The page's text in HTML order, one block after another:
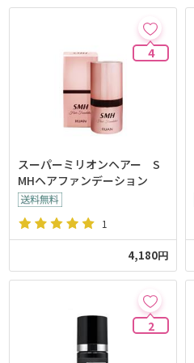
4
スーパーミリオンヘアー S
MHヘアファンデーション
1
4,180円
2